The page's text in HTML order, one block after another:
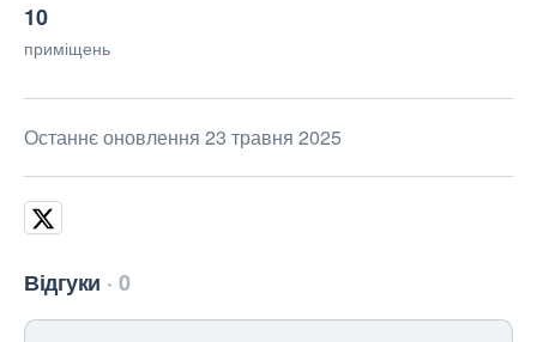
10
приміщень
Останнє оновлення 23 травня 2025
Відгуки 0